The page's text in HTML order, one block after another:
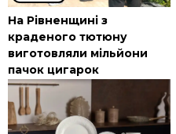
На Рівненщині з
краденого тютюну
виготовляли мільйони
пачок цигарок